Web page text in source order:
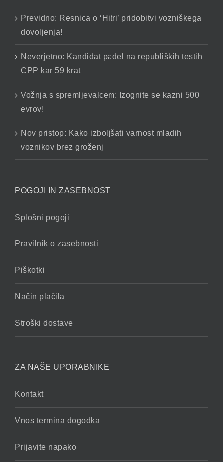
Previdno: Resnica o ‘Hitri’ pridobitvi vozniškega
dovoljenja!
Neverjetno: Kandidat padel na republiških testih
CPP kar 59 krat
Vožnja s spremljevalcem: Izognite se kazni 500
evrov!
Nov pristop: Kako izboljšati varnost mladih
voznikov brez groženj
POGOJI IN ZASEBNOST
Splošni pogoji
Pravilnik o zasebnosti
Piškotki
Način plačila
Stroški dostave
ZA NAŠE UPORABNIKE
Kontakt
Vnos termina dogodka
Prijavite napako